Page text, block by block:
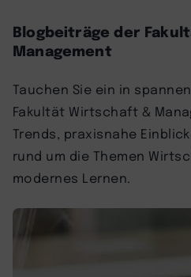
Blogbeiträge der
Management
Tauchen Sie ein in
Fakultät Wirtschaft &
Trends, praxisnahe
rund um die Themen
modernes Lernen.